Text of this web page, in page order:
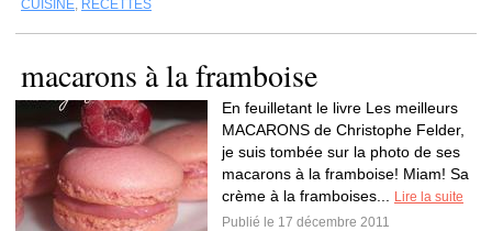
CUISINE, RECETTES
macarons à la framboise
En feuilletant le livre Les meilleurs
MACARONS de Christophe Felder,
je suis tombée sur la photo de ses
macarons à la framboise! Miam! Sa
crème à la framboises...
Lire la suite
Publié le 17 décembre 2011